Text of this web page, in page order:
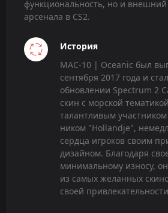
функциональность, но и внешний
арсенала в CS2.
История
MAC-10 | Oceanic был
сентября 2017 года и
обновлении Spectrum 2
скин с морской
талантливым
ником "Hollandje",
сердца игроков своим
дизайном. Благодаря
минимальному износу,
из самых желанных
своей